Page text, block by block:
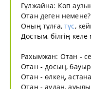
Гүлжайна: Көп
Отан деген немене?
Оның тұлға,түс,
Достым, білгің келе
Рахымжан: Отан -
Отан - досың,
Отан - өлкең,
Отан - аудан,